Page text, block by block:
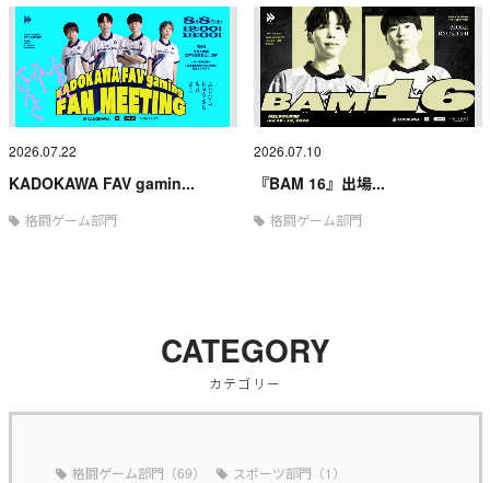
2026.07.22
KADOKAWA FAV gamin...
格闘ゲーム部門
2026.07.10
『BAM 16』出場...
格闘ゲーム部門
CATEGORY
カテゴリー
格闘ゲーム部門（69）
スポーツ部門（1）